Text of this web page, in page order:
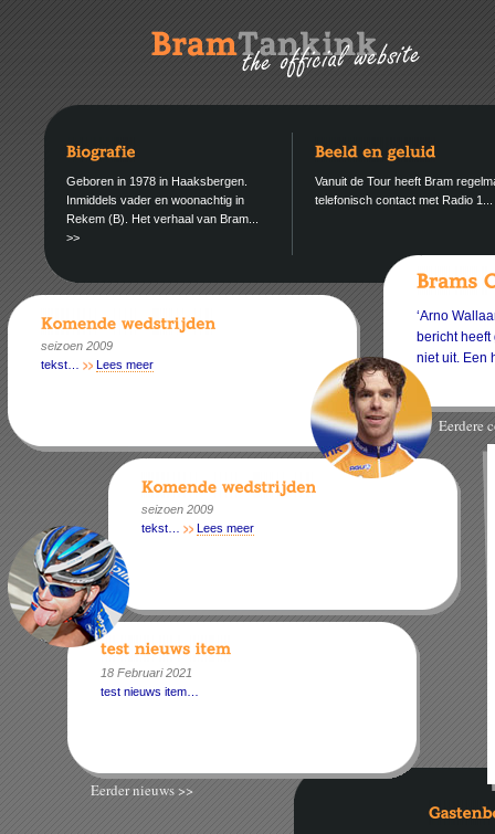
Geboren in 1978 in Haaksbergen.
Inmiddels vader en woonachtig in
Rekem (B). Het verhaal van Bram...
>>
Vanuit de Tour heeft Bram
telefonisch contact met Radio 1...
seizoen 2009
tekst…
Lees meer
seizoen 2009
tekst…
Lees meer
18 Februari 2021
test nieuws item…
Eerder nieuws >>
‘Arno
bericht heeft
niet uit. Een
Eerdere